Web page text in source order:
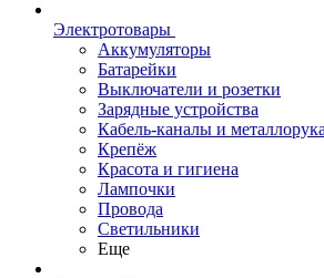
Электротовары
Аккумуляторы
Батарейки
Выключатели и розетки
Зарядные устройства
Кабель-каналы и
Крепёж
Красота и гигиена
Лампочки
Провода
Светильники
Еще